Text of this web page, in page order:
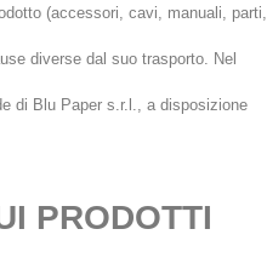
(accessori, cavi, manuali, parti,
diverse dal suo trasporto. Nel
di Blu Paper s.r.l., a disposizione
PRODOTTI